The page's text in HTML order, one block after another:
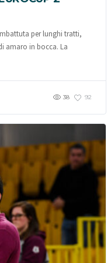
per lunghi tratti,
amaro in bocca. La
38 92